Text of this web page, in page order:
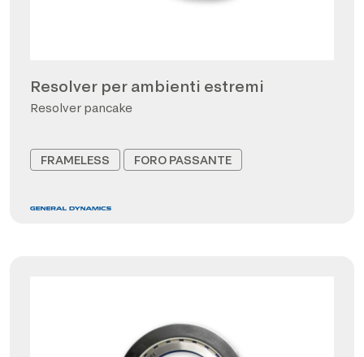
Resolver per ambienti estremi
Resolver pancake
FRAMELESS FORO PASSANTE